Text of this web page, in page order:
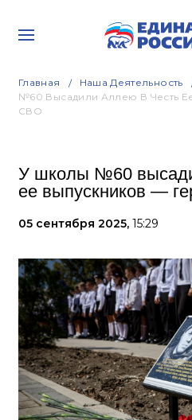
Главная Наша Деятельность
№60 Высадили Аллею В Честь
СВО
У школы №60
ее выпускников —
05 сентября 2025, 15:29